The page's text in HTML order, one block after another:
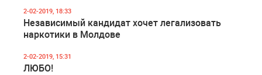
2-02-2019, 18:33
Независимый кандидат хочет легализовать
наркотики в Молдове
2-02-2019, 15:31
ЛЮБО!